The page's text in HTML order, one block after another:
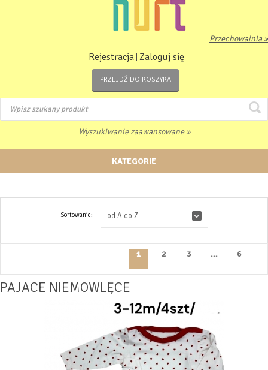
Przechowalnia »
Rejestracja Zaloguj się
PRZEJDŹ DO KOSZYKA
Wyszukiwanie zaawansowane »
KATEGORIE
Sortowanie: od A do Z
1 2 3 ... 6
PAJACE NIEMOWLĘCE